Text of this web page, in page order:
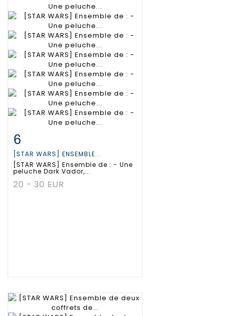
Fiche détaillée
6
[STAR WARS] ENSEMBLE...
[STAR WARS] Ensemble de : - Une
peluche Dark Vador,...
20 - 30 EUR